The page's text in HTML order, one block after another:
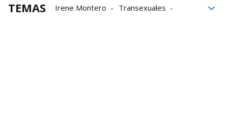
TEMAS Irene Montero
Transexuales